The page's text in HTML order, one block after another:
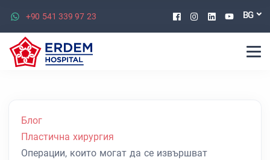
+90 541 339 97 23 Facebook
Instagram
Linkedin
BG
Блог
Пластична хирургия
Операции, които могат да се извършват